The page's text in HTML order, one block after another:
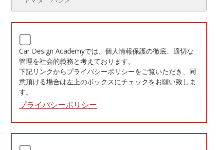
Car Design Academyでは、個人情報保護の徹底、適切な
管理を社会的義務と考えております。
下記リンクからプライバシーポリシーをご覧いただき、同
意頂ける場合は左上のボックスにチェックをお願い致しま
す。
プライバシーポリシー